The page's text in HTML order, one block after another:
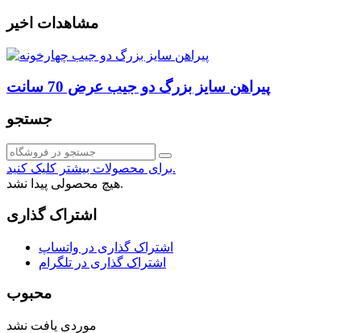
مشاهدات اخیر
پیراهن سایز بزرگ دو جیب عرض 70 سانت
جستجو
برای محصولات بیشتر کلیک کنید.
هیچ محصولی پیدا نشد.
اشتراک گذاری
اشتراک گذاری در واتساپ
اشتراک گذاری در تلگرام
محبوب
موردی یافت نشد